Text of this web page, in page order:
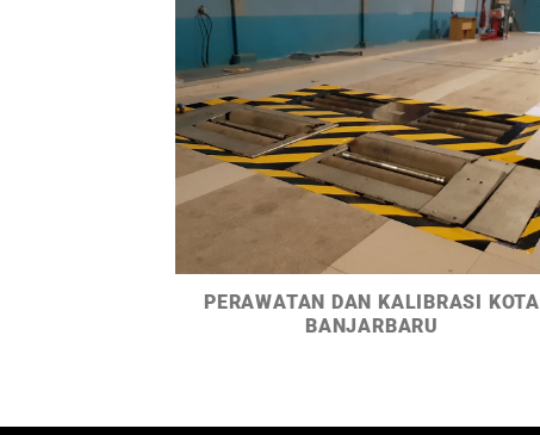
PERAWATAN DAN KALIBRASI KOTA
BANJARBARU